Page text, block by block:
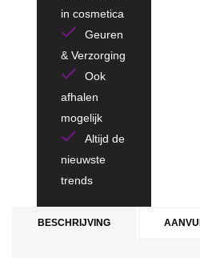
in cosmetica
Geuren
& Verzorging
Ook
afhalen
mogelijk
Altijd de
nieuwste
trends
BESCHRIJVING